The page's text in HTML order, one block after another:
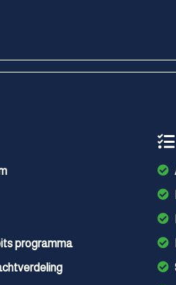
programma